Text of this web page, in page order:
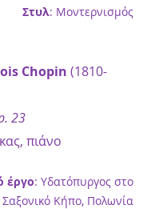
Στυλ: Μοντερνισμός
Chopin (1810-
23
πιάνο
έργο: Υδατόπυργος στο
Σαξονικό Κήπο, Πολωνία